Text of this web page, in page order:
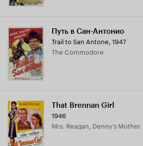
Путь в Сан-Антонио
Trail to San Antone, 1947
The Commodore
That Brennan Girl
1946
Mrs. Reagan, Denny's Mother